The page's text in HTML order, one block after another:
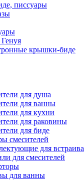
писсуары
крышки-биде
для душа
для ванны
для кухни
для раковины
для биде
смесителей
для
для смесителей
для ванны